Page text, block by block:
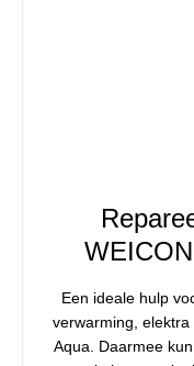
Een ideale hulp
verwarming,
Aqua. Daarmee